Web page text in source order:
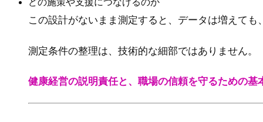
どの施策や支援につなげるのか
この設計がないまま測定すると、データは増えて
測定条件の整理は、技術的な細部ではありません。
健康経営の説明責任と、職場の信頼を守るための基